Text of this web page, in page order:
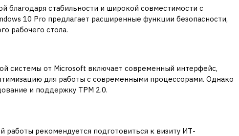
благодаря стабильности и широкой совместимости с
10 Pro предлагает расширенные функции безопасности,
рабочего стола.
системы от Microsoft включает современный интерфейс,
для работы с современными процессорами. Однако
и поддержку TPM 2.0.
рекомендуется подготовиться к визиту ИТ-